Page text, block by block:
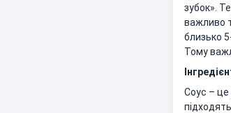
зубок».
важливо
близько
Тому
Соус – це